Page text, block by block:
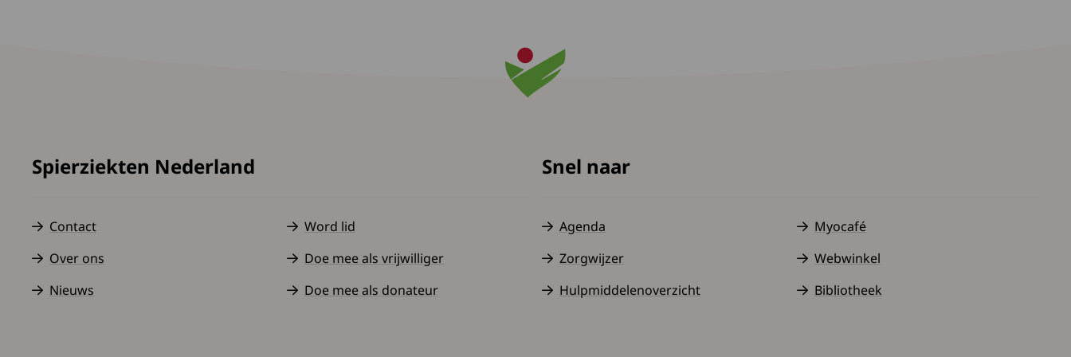
Spierziekten Nederland
Contact
Over ons
Nieuws
Word lid
Doe mee als vrijwilliger
Doe mee als donateur
Snel naar
Agenda
Zorgwijzer
Hulpmiddelenoverzicht
Myocafé
Webwinkel
Bibliotheek